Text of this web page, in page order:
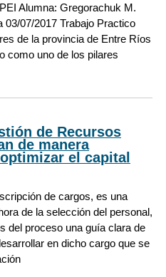
Alumna: Gregorachuk M.
03/07/2017 Trabajo Practico
de la provincia de Entre Ríos
como uno de los pilares
de Recursos
de manera
el capital
de cargos, es una
de la selección del personal,
del proceso una guía clara de
en dicho cargo que se